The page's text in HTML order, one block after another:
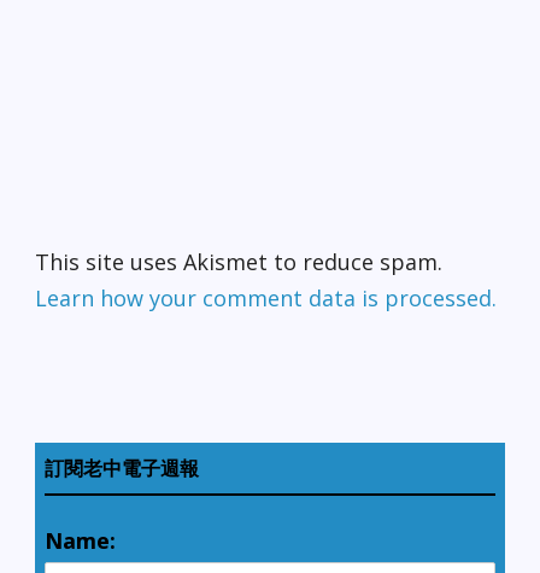
This site uses Akismet to reduce spam.
Learn how your comment data is processed.
訂閱老中電子週報
Name: